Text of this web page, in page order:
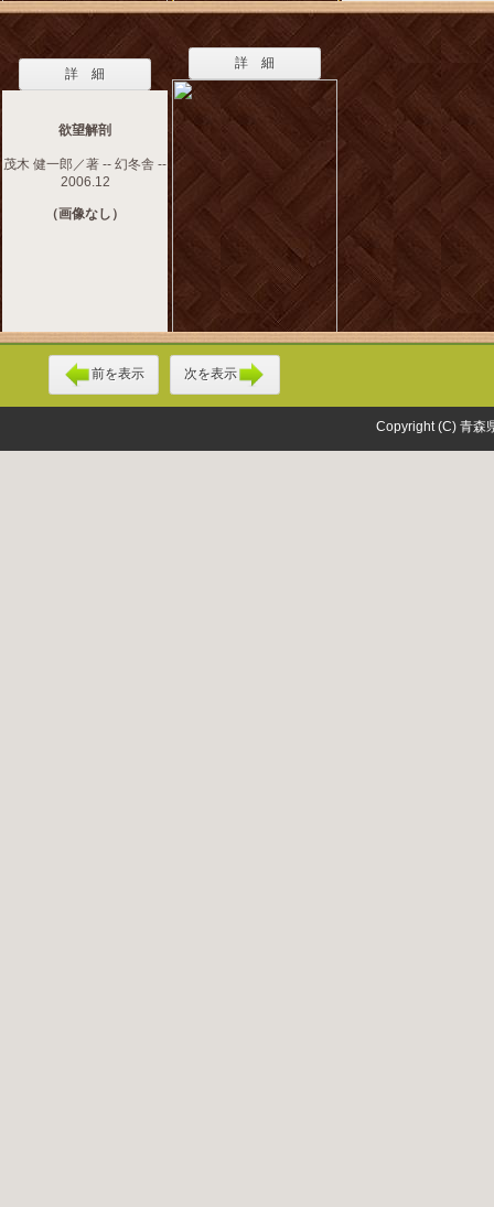
詳 細
欲望解剖
茂木 健一郎／著 -- 幻冬舎 --
2006.12
（画像なし）
詳 細
前を表示 次を表示
Copyright (C) 青森